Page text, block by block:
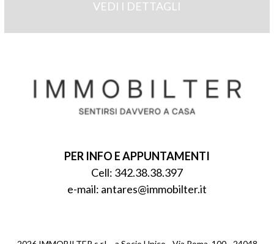
VEDI I DETTAGLI
PER INFO E APPUNTAMENTI
Cell: 342.38.38.397
e-mail: antares@immobilter.it